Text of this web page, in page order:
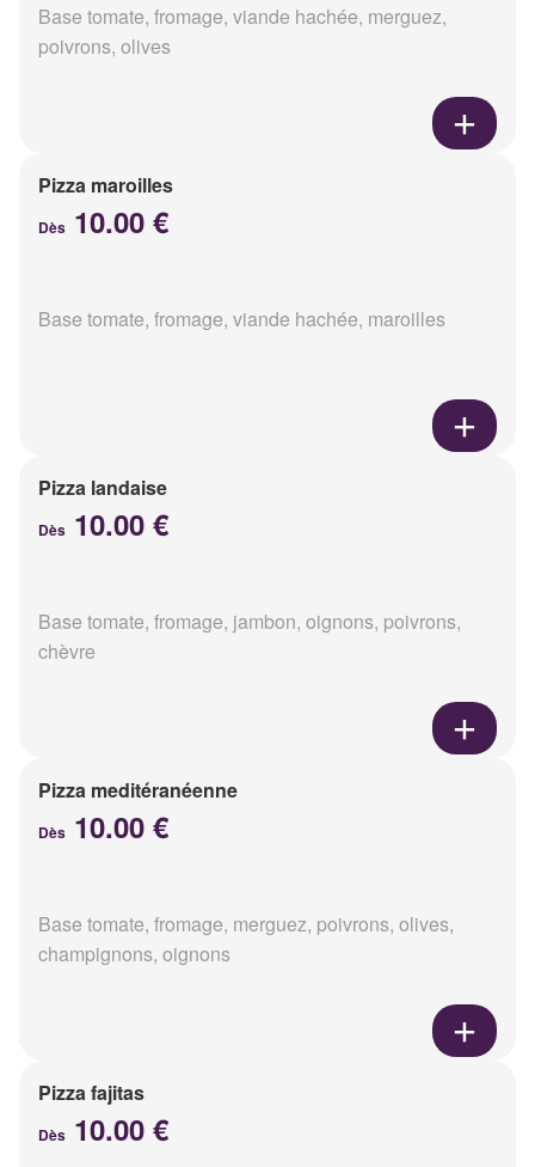
Base tomate, fromage, viande hachée, merguez,
poivrons, olives
Pizza maroilles
Dès 10.00 €
Base tomate, fromage, viande hachée, maroilles
Pizza landaise
Dès 10.00 €
Base tomate, fromage, jambon, oignons, poivrons,
chèvre
Pizza meditéranéenne
Dès 10.00 €
Base tomate, fromage, merguez, poivrons, olives,
champignons, oignons
Pizza fajitas
Dès 10.00 €